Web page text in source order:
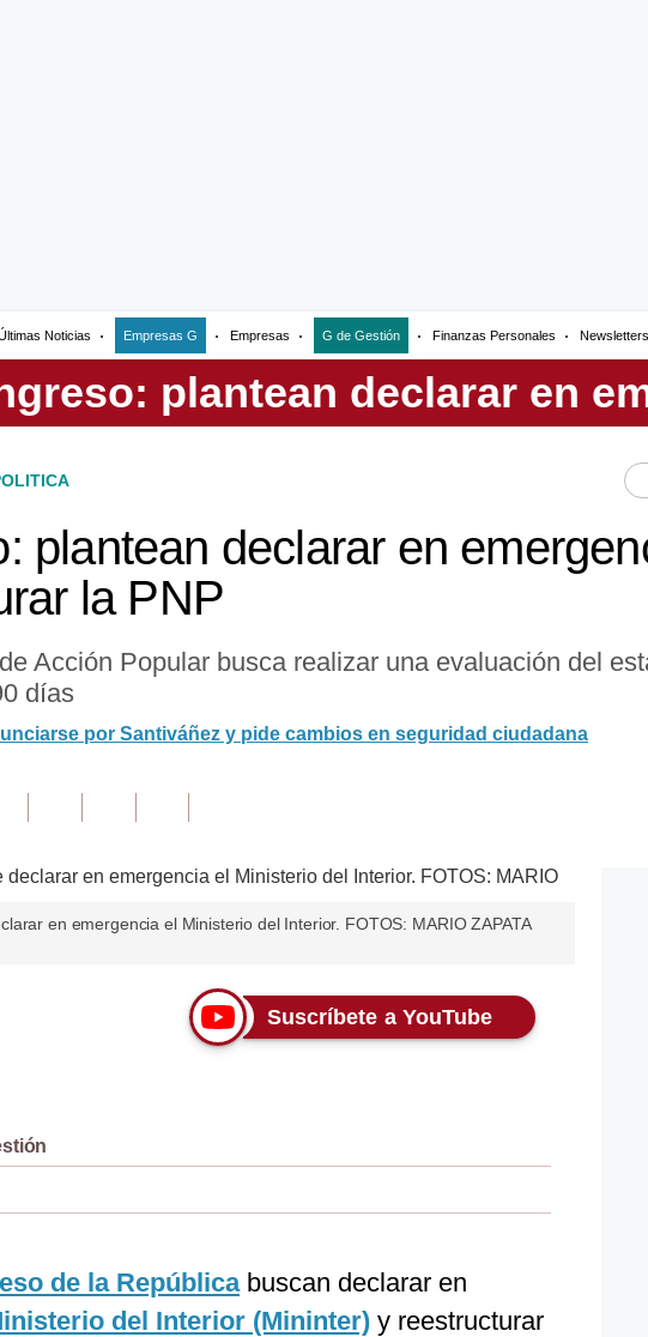
Noticias Empresas G Empresas G de Gestión Finanzas Personales Newsletters
plantean declarar en
la PNP
Acción Popular busca realizar una evaluación del
días
por Santiváñez y pide cambios en seguridad ciudadana
en emergencia el Ministerio del Interior. FOTOS: MARIO ZAPATA
Suscríbete a YouTube
de la Repúblicabuscan declarar en
del Interior (Mininter) y reestructurar